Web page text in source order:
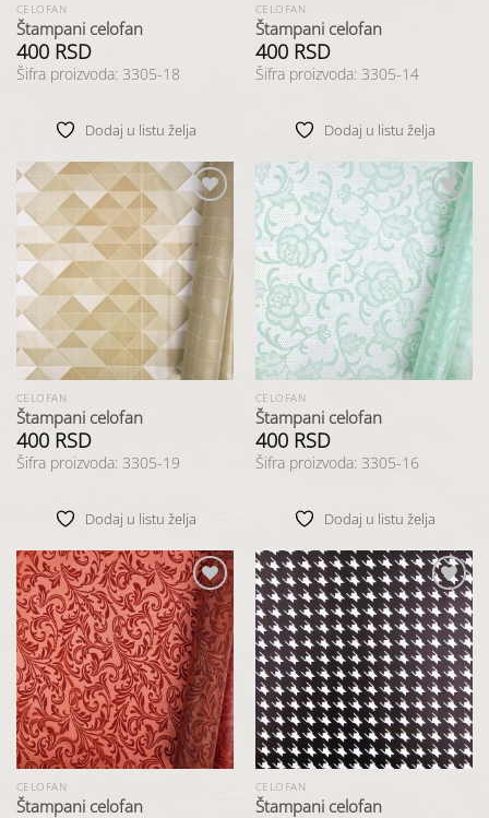
CELOFAN
Štampani celofan
400 RSD
Šifra proizvoda: 3305-18
Dodaj u listu želja
CELOFAN
Štampani celofan
400 RSD
Šifra proizvoda: 3305-14
Dodaj u listu želja
Dodaj
u listu
želja
CELOFAN
Štampani celofan
400 RSD
Šifra proizvoda: 3305-19
Dodaj u listu želja
Dodaj
u listu
želja
CELOFAN
Štampani celofan
400 RSD
Šifra proizvoda: 3305-16
Dodaj u listu želja
Dodaj
u listu
želja
CELOFAN
Štampani celofan
Dodaj
u listu
želja
CELOFAN
Štampani celofan